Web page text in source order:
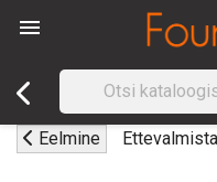

Eelmine